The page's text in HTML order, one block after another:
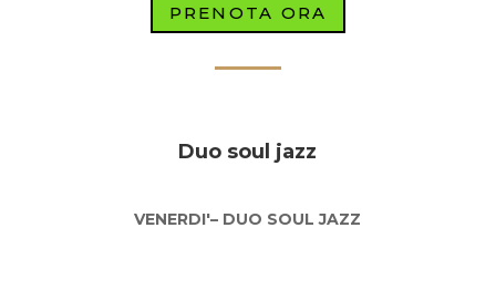
PRENOTA ORA
Duo soul jazz
VENERDI'– DUO SOUL JAZZ